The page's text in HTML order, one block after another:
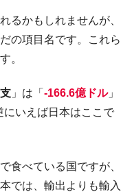
効果は低い。全産業の
白嶺』は先進技術の
るかもしれませんが、
の項目名です。これら
。
」は「 -166.6億ドル」
にいえば日本はここで
食べている国ですが、
では、輸出よりも輸入